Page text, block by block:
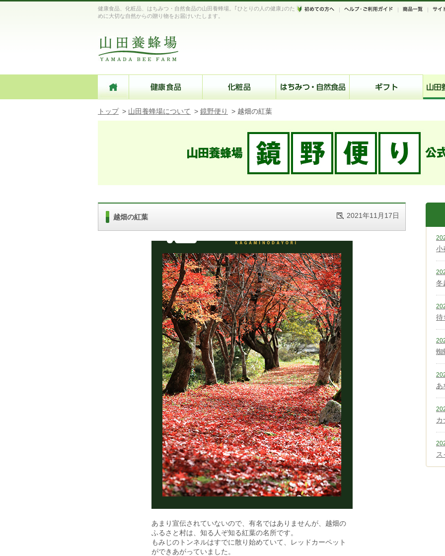
健康食品、化粧品、はちみつ・自然食品の山田養蜂場。｢ひとりの人の健康｣のた
めに大切な自然からの贈り物をお届けいたします。
トップ > 山田養蜂場について > 鏡野便り > 越畑の紅葉
越畑の紅葉 2021年11月17日
あまり宣伝されていないので、有名ではありませんが、越畑の
ふるさと村は、知る人ぞ知る紅葉の名所です。
もみじのトンネルはすでに散り始めていて、レッドカーペット
ができあがっていました。
小
冬
待
蜘
あ
カ